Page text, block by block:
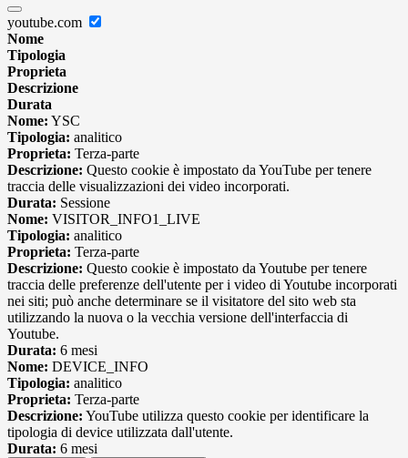
youtube.com
Nome
Tipologia
Proprieta
Descrizione
Durata
Nome: YSC
Tipologia: analitico
Proprieta: Terza-parte
Descrizione: Questo cookie è impostato da YouTube per tenere
traccia delle visualizzazioni dei video incorporati.
Durata: Sessione
Nome: VISITOR_INFO1_LIVE
Tipologia: analitico
Proprieta: Terza-parte
Descrizione: Questo cookie è impostato da Youtube per tenere
traccia delle preferenze dell'utente per i video di Youtube incorporati
nei siti; può anche determinare se il visitatore del sito web sta
utilizzando la nuova o la vecchia versione dell'interfaccia di
Youtube.
Durata: 6 mesi
Nome: DEVICE_INFO
Tipologia: analitico
Proprieta: Terza-parte
Descrizione: YouTube utilizza questo cookie per identificare la
tipologia di device utilizzata dall'utente.
Durata: 6 mesi